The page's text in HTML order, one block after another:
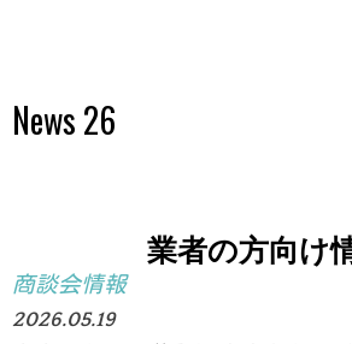
News 26
業者の方向け
商談会情報
2026.05.19